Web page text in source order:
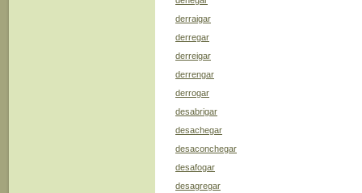
derraigar
derregar
derreigar
derrengar
derrogar
desabrigar
desachegar
desaconchegar
desafogar
desagregar